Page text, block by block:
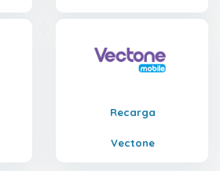
Recarga
Vectone